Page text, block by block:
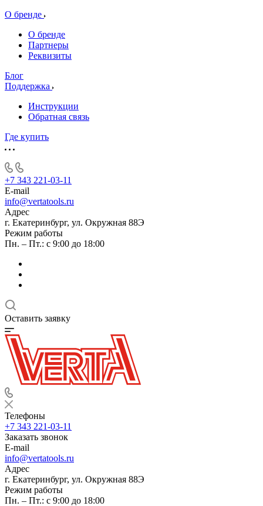
О бренде
О бренде
Партнеры
Реквизиты
Блог
Поддержка
Инструкции
Обратная связь
Где купить
+7 343 221-03-11
E-mail
info@vertatools.ru
Адрес
г. Екатеринбург, ул. Окружная 88Э
Режим работы
Пн. – Пт.: с 9:00 до 18:00
Оставить заявку
Телефоны
+7 343 221-03-11
Заказать звонок
E-mail
info@vertatools.ru
Адрес
г. Екатеринбург, ул. Окружная 88Э
Режим работы
Пн. – Пт.: с 9:00 до 18:00